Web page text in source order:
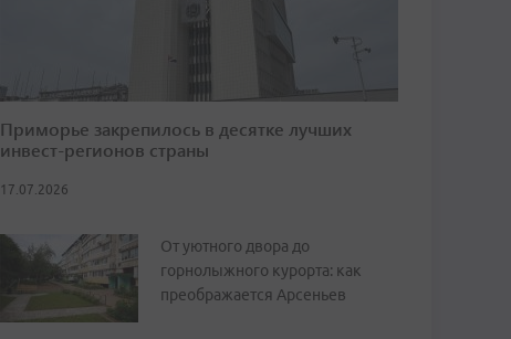
Приморье закрепилось в десятке лучших
инвест-регионов страны
17.07.2026
От уютного двора до
горнолыжного курорта: как
преображается Арсеньев